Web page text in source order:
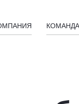
КОМАНДА